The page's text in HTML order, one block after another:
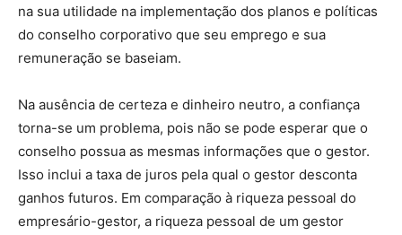
na sua utilidade na implementação dos planos e políticas
do conselho corporativo que seu emprego e sua
remuneração se baseiam.
Na ausência de certeza e dinheiro neutro, a confiança
torna-se um problema, pois não se pode esperar que o
conselho possua as mesmas informações que o gestor.
Isso inclui a taxa de juros pela qual o gestor desconta
ganhos futuros. Em comparação à riqueza pessoal do
empresário-gestor, a riqueza pessoal de um gestor